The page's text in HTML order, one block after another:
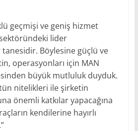
geçmişi ve geniş hizmet
sektöründeki lider
Böylesine güçlü ve
operasyonları için MAN
büyük mutluluk duyduk.
nitelikleri ile şirketin
önemli katkılar yapacağına
kendilerine hayırlı